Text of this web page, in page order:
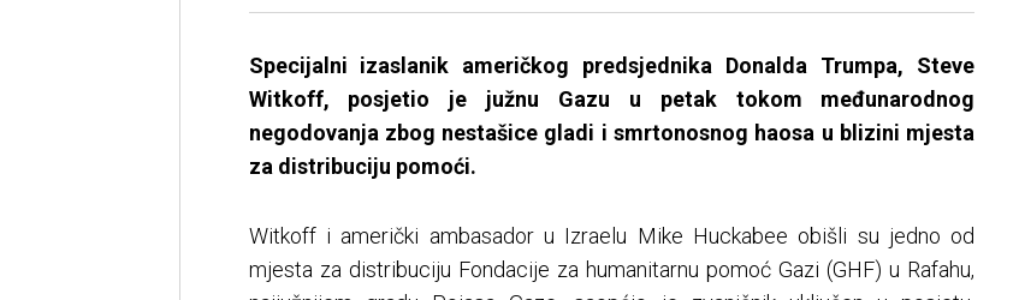
Specijalni izaslanik američkog predsjednika Donalda Trumpa, Steve
Witkoff, posjetio je južnu Gazu u petak tokom međunarodnog
negodovanja zbog nestašice gladi i smrtonosnog haosa u blizini mjesta
za distribuciju pomoći.
Witkoff i američki ambasador u Izraelu Mike Huckabee obišli su jedno od
mjesta za distribuciju Fondacije za humanitarnu pomoć Gazi (GHF) u Rafahu,